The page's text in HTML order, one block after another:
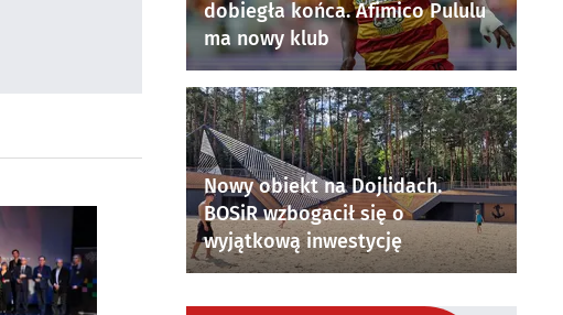
dobiegła końca. Afimico Pululu
ma nowy klub
Nowy obiekt na Dojlidach.
BOSiR wzbogacił się o
wyjątkową inwestycję